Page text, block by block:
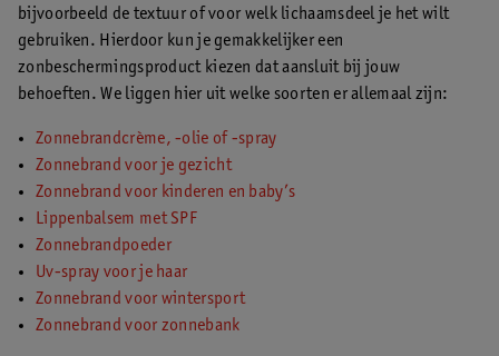
bijvoorbeeld de textuur of voor welk lichaamsdeel je het wilt
gebruiken. Hierdoor kun je gemakkelijker een
zonbeschermingsproduct kiezen dat aansluit bij jouw
behoeften. We liggen hier uit welke soorten er allemaal zijn:
Zonnebrandcrème, -olie of -spray
Zonnebrand voor je gezicht
Zonnebrand voor kinderen en baby’s
Lippenbalsem met SPF
Zonnebrandpoeder
Uv-spray voor je haar
Zonnebrand voor wintersport
Zonnebrand voor zonnebank